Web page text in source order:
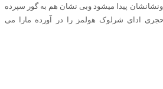
ونشانشان پیدا میشود وبی نشان هم به گور سپرده
ادای شرلوک هولمز را در آورده مارا می